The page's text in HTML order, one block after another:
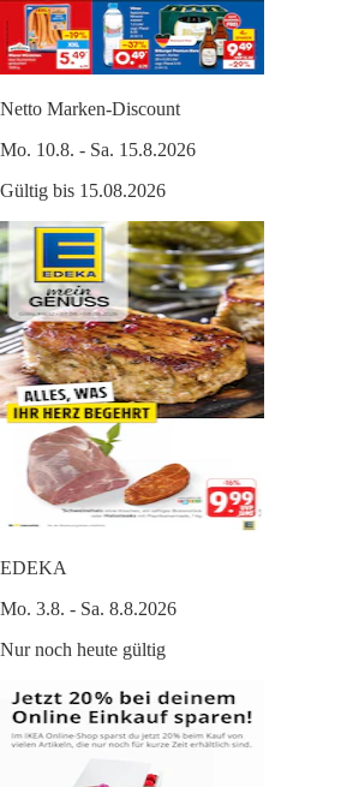
Netto Marken-Discount
Mo. 10.8. - Sa. 15.8.2026
Gültig bis 15.08.2026
EDEKA
Mo. 3.8. - Sa. 8.8.2026
Nur noch heute gültig